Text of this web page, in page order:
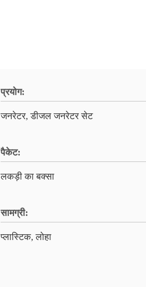
प्रयोग:
जनरेटर, डीजल जनरेटर सेट
पैकेट:
लकड़ी का बक्सा
सामग्री:
प्लास्टिक, लोहा